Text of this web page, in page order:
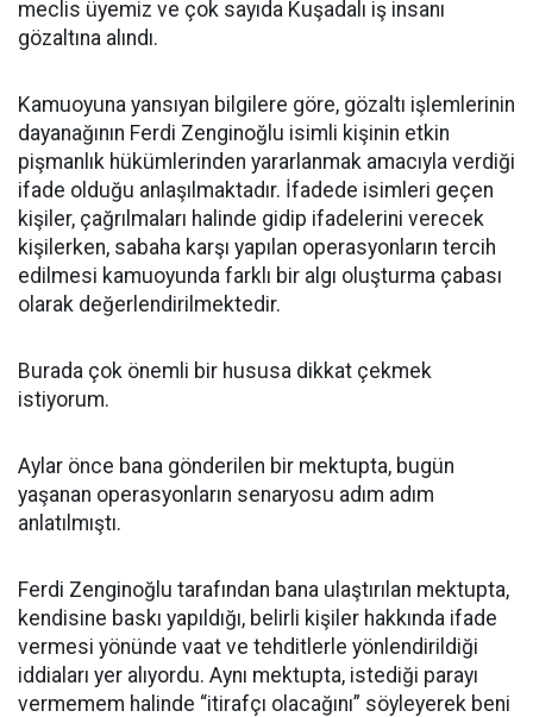
meclis üyemiz ve çok sayıda Kuşadalı iş insanı
gözaltına alındı.
Kamuoyuna yansıyan bilgilere göre, gözaltı işlemlerinin
dayanağının Ferdi Zenginoğlu isimli kişinin etkin
pişmanlık hükümlerinden yararlanmak amacıyla verdiği
ifade olduğu anlaşılmaktadır. İfadede isimleri geçen
kişiler, çağrılmaları halinde gidip ifadelerini verecek
kişilerken, sabaha karşı yapılan operasyonların tercih
edilmesi kamuoyunda farklı bir algı oluşturma çabası
olarak değerlendirilmektedir.
Burada çok önemli bir hususa dikkat çekmek
istiyorum.
Aylar önce bana gönderilen bir mektupta, bugün
yaşanan operasyonların senaryosu adım adım
anlatılmıştı.
Ferdi Zenginoğlu tarafından bana ulaştırılan mektupta,
kendisine baskı yapıldığı, belirli kişiler hakkında ifade
vermesi yönünde vaat ve tehditlerle yönlendirildiği
iddiaları yer alıyordu. Aynı mektupta, istediği parayı
vermemem halinde “itirafçı olacağını” söyleyerek beni